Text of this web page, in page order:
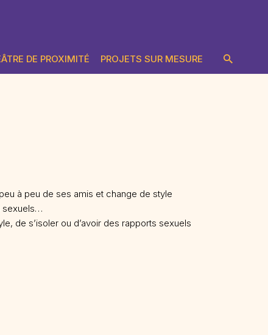
DE PROXIMITÉ PROJETS SUR MESURE
à peu de ses amis et change de style
sexuels…
de s’isoler ou d’avoir des rapports sexuels